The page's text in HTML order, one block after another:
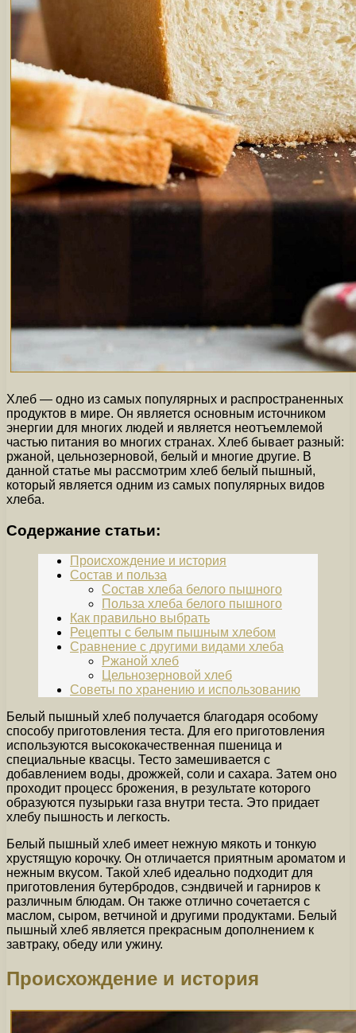
Хлеб — одно из самых популярных и распространенных
продуктов в мире. Он является основным источником
энергии для многих людей и является неотъемлемой
частью питания во многих странах. Хлеб бывает разный:
ржаной, цельнозерновой, белый и многие другие. В
данной статье мы рассмотрим хлеб белый пышный,
который является одним из самых популярных видов
хлеба.
Содержание статьи:
Происхождение и история
Состав и польза
Состав хлеба белого пышного
Польза хлеба белого пышного
Как правильно выбрать
Рецепты с белым пышным хлебом
Сравнение с другими видами хлеба
Ржаной хлеб
Цельнозерновой хлеб
Советы по хранению и использованию
Белый пышный хлеб получается благодаря особому
способу приготовления теста. Для его приготовления
используются высококачественная пшеница и
специальные квасцы. Тесто замешивается с
добавлением воды, дрожжей, соли и сахара. Затем оно
проходит процесс брожения, в результате которого
образуются пузырьки газа внутри теста. Это придает
хлебу пышность и легкость.
Белый пышный хлеб имеет нежную мякоть и тонкую
хрустящую корочку. Он отличается приятным ароматом и
нежным вкусом. Такой хлеб идеально подходит для
приготовления бутербродов, сэндвичей и гарниров к
различным блюдам. Он также отлично сочетается с
маслом, сыром, ветчиной и другими продуктами. Белый
пышный хлеб является прекрасным дополнением к
завтраку, обеду или ужину.
Происхождение и история